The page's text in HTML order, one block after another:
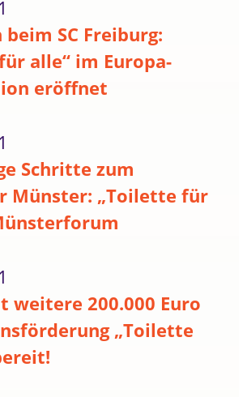
beim SC Freiburg:
alle“ im Europa-
eröffnet
Schritte zum
Münster: „Toilette für
weitere 200.000 Euro
„Toilette